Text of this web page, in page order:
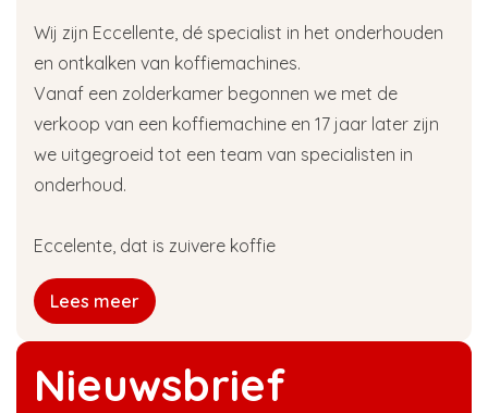
Nieuwsbrief
Wij zijn Eccellente, dé specialist in het onderhouden
en ontkalken van koffiemachines.
Vanaf een zolderkamer begonnen we met de
verkoop van een koffiemachine en 17 jaar later zijn
we uitgegroeid tot een team van specialisten in
onderhoud.
Eccelente, dat is zuivere koffie
Lees meer